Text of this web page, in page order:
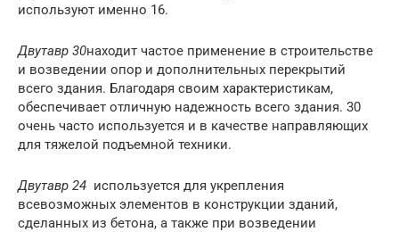
используют именно 16.
Двутавр 30находит частое применение в строительстве
и возведении опор и дополнительных перекрытий
всего здания. Благодаря своим характеристикам,
обеспечивает отличную надежность всего здания. 30
очень часто используется и в качестве направляющих
для тяжелой подъемной техники.
Двутавр 24 используется для укрепления
всевозможных элементов в конструкции зданий,
сделанных из бетона, а также при возведении